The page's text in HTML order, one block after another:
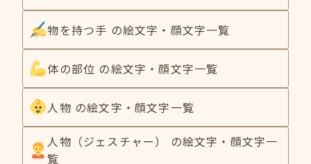
物を持つ手 の絵文字・顔文字一覧
体の部位 の絵文字・顔文字一覧
人物 の絵文字・顔文字一覧
人物（ジェスチャー） の絵文字・顔文字一
覧